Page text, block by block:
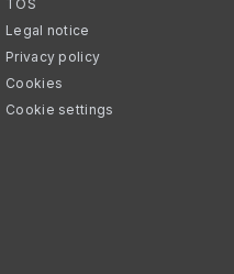
TOS
Legal notice
Privacy policy
Cookies
Cookie settings